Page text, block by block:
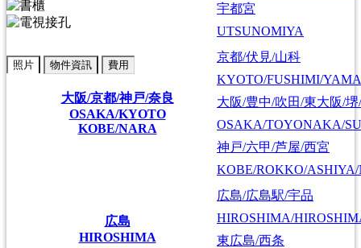
宇都宮
UTSUNOMIYA
大阪/京都/神戸/奈良
OSAKA/KYOTO
KOBE/NARA
京都/伏見/山科
KYOTO/FUSHIMI/
大阪/豊中/吹田/東大阪/
OSAKA/TOYONAKA/
神戸/六甲/芦屋/西宮
KOBE/ROKKO/
広島
HIROSHIMA
広島/広島駅/宇品
HIROSHIMA/
東広島/西条
照片 物件資訊 費用